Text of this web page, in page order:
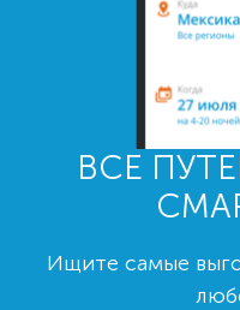
ВСЕ
Ищите самые